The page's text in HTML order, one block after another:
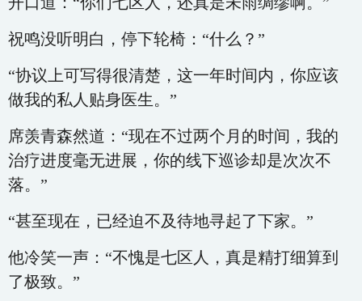
祝鸣没听明白，停下轮椅：“什么？”
“协议上可写得很清楚，这一年时间内，你应该
做我的私人贴身医生。”
席羡青森然道：“现在不过两个月的时间，我的
治疗进度毫无进展，你的线下巡诊却是次次不
落。”
“甚至现在，已经迫不及待地寻起了下家。”
他冷笑一声：“不愧是七区人，真是精打细算到
了极致。”